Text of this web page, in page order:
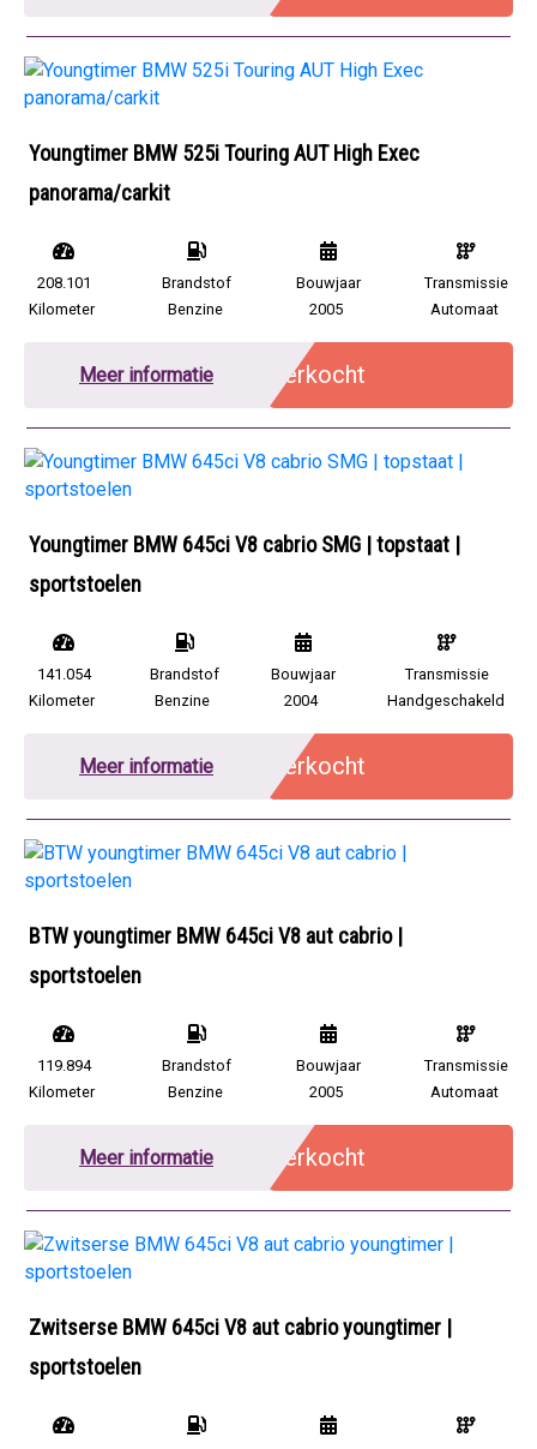
Youngtimer BMW 525i Touring AUT High Exec
panorama/carkit
208.101
Kilometer
Brandstof
Benzine
Bouwjaar
2005
Transmissie
Automaat
Meer informatie Verkocht
Youngtimer BMW 645ci V8 cabrio SMG | topstaat |
sportstoelen
141.054
Kilometer
Brandstof
Benzine
Bouwjaar
2004
Transmissie
Handgeschakeld
Meer informatie Verkocht
BTW youngtimer BMW 645ci V8 aut cabrio |
sportstoelen
119.894
Kilometer
Brandstof
Benzine
Bouwjaar
2005
Transmissie
Automaat
Meer informatie Verkocht
Zwitserse BMW 645ci V8 aut cabrio youngtimer |
sportstoelen